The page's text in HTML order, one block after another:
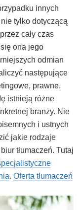
innych
tylko dotyczącą
cały czas
ona jego
odmian
następujące
prawne,
istnieją różne
branży. Nie
i ustnych
jakie rodzaje
tłumaczeń. Tutaj
. Oferta tłumaczeń